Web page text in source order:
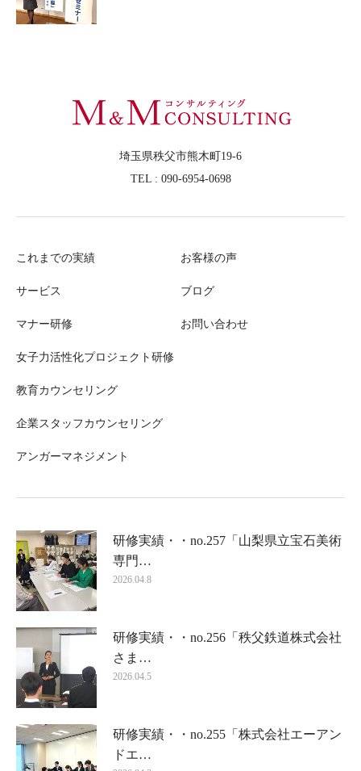
埼玉県秩父市熊木町19-6
TEL : 090-6954-0698
これまでの実績
サービス
マナー研修
女子力活性化プロジェクト研修
教育カウンセリング
企業スタッフカウンセリング
アンガーマネジメント
お客様の声
ブログ
お問い合わせ
研修実績・・no.257「山梨県立宝石美術
専門…
2026.04.8
研修実績・・no.256「秩父鉄道株式会社
さま…
2026.04.5
研修実績・・no.255「株式会社エーアン
ドエ…